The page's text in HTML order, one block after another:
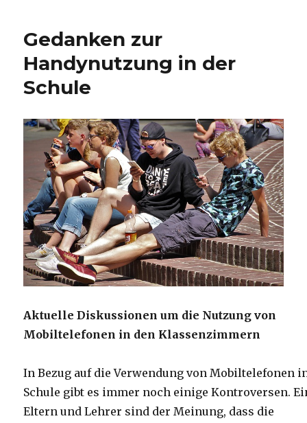
Gedanken zur
Handynutzung in der
Schule
Aktuelle Diskussionen um die Nutzung von
Mobiltelefonen in den Klassenzimmern
In Bezug auf die Verwendung von Mobiltelefonen
Schule gibt es immer noch einige Kontroversen.
Eltern und Lehrer sind der Meinung, dass die